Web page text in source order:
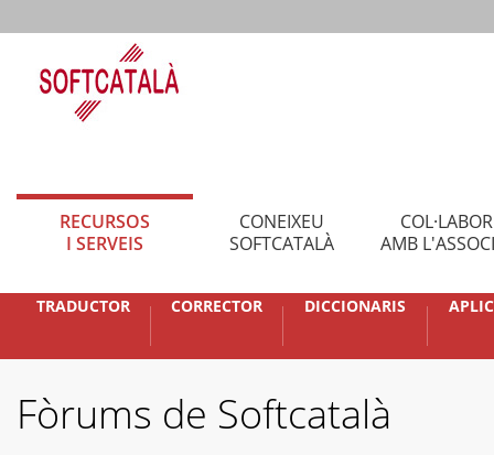
RECURSOS
I SERVEIS
CONEIXEU
SOFTCATALÀ
AMB
TRADUCTOR CORRECTOR DICCIONARIS
Fòrums de Softcatalà